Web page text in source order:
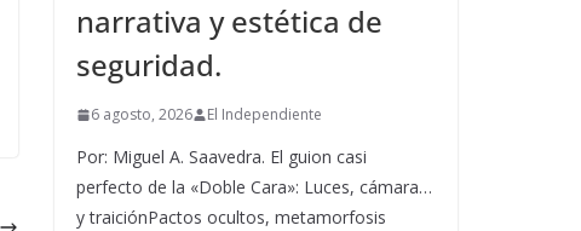
narrativa y estética de
seguridad.
6 agosto, 2026 El Independiente
Por: Miguel A. Saavedra. El guion casi
perfecto de la «Doble Cara»: Luces, cámara…
y traiciónPactos ocultos, metamorfosis